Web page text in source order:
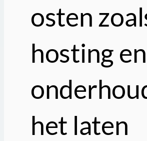
osten
hosting en
het laten